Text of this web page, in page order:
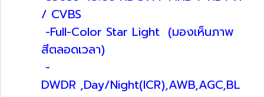
/ CVBS
-Full-Color Star Light (มองเห็นภาพ
สีตลอดเวลา)
-
DWDR ,Day/Night(ICR),AWB,AGC,BL